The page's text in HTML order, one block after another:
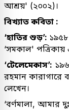
আশ্রয়' (২০০২)।
বিখ্যাত কবিতা :
‘হাতির শুড়’:
‘সমকাল' পত্রিকায়
‘টেলেমেকাস’:
রহমান কারাগারে
লেখেন।
‘বর্ণমালা, আমার